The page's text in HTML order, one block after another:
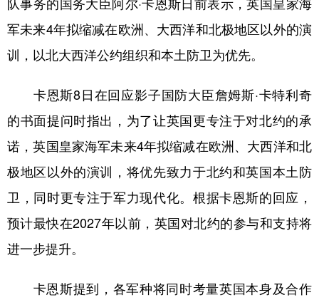
科技 科创 量子 体育
文化 书画 健康 军事
法律 中央文件 金融 汽车
食品 人居 信息化 数字经济
学术中国 乡村振兴 银龄 溯源中国
彩票 娱乐 时尚 悦读
公益
队事务的国务大臣阿尔·卡恩斯日前表示，英国皇家海
军未来4年拟缩减在欧洲、大西洋和北极地区以外的演
训，以北大西洋公约组织和本土防卫为优先。
卡恩斯8日在回应影子国防大臣詹姆斯·卡特利奇
的书面提问时指出，为了让英国更专注于对北约的承
诺，英国皇家海军未来4年拟缩减在欧洲、大西洋和北
极地区以外的演训，将优先致力于北约和英国本土防
卫，同时更专注于军力现代化。根据卡恩斯的回应，
预计最快在2027年以前，英国对北约的参与和支持将
进一步提升。
卡恩斯提到，各军种将同时考量英国本身及合作